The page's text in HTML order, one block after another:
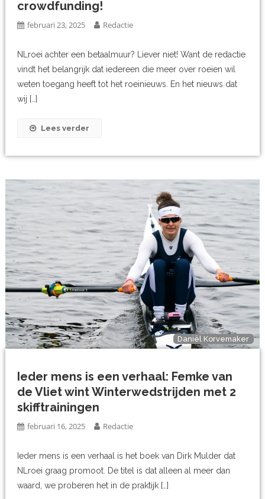
crowdfunding!
februari 23, 2025 Redactie
NLroei achter een betaalmuur? Liever niet! Want de redactie
vindt het belangrijk dat iedereen die meer over roeien wil
weten toegang heeft tot het roeinieuws. En het nieuws dat
wij […]
Lees verder
Daniël Korvemaker
Ieder mens is een verhaal: Femke van
de Vliet wint Winterwedstrijden met 2
skifftrainingen
februari 16, 2025 Redactie
Ieder mens is een verhaal is het boek van Dirk Mulder dat
NLroei graag promoot. De titel is dat alleen al meer dan
waard, we proberen het in de praktijk […]